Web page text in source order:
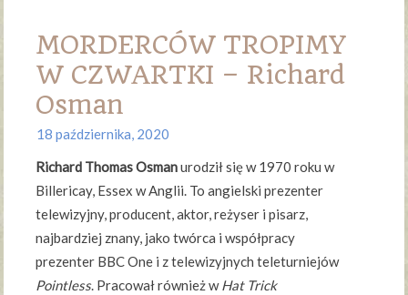
MORDERCÓW TROPIMY
W CZWARTKI – Richard
Osman
18 października, 2020
Richard Thomas Osmanurodził się w 1970 roku w
Billericay, Essex w Anglii. To angielski prezenter
telewizyjny, producent, aktor, reżyser i pisarz,
najbardziej znany, jako twórca i współpracy
prezenter BBC One i z telewizyjnych teleturniejów
Pointless. Pracował również wHat Trick